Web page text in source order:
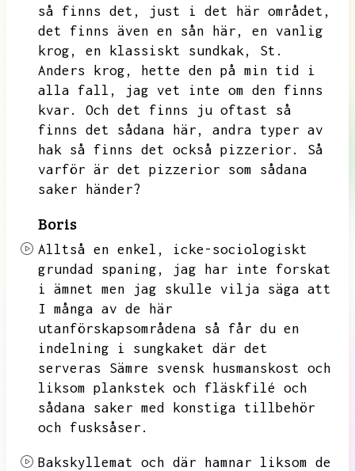
så finns det,
just i det här området,
det finns även en sån här,
en vanlig
krog,
en klassiskt sundkak,
St.
Anders krog,
hette den på min tid i
alla fall,
jag vet inte om den finns
kvar.
Och det finns ju oftast så
finns det sådana här,
andra typer av
hak så finns det också pizzerior.
Så
varför är det pizzerior som sådana
saker händer?
Boris
Alltså en enkel,
icke-sociologiskt
grundad spaning,
jag har inte forskat
i ämnet men jag skulle vilja säga att
I många av de här
utanförskapsområdena så får du en
indelning i sungkaket där det
serveras
Sämre svensk husmanskost och
liksom plankstek och fläskfilé och
sådana saker med konstiga tillbehör
och fusksåser.
Bakskyllemat och där hamnar liksom de